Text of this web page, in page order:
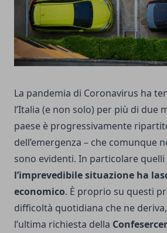
La pandemia di Coronavirus ha
l’Italia (e non solo) per più di due
paese è progressivamente
dell’emergenza – che comunque
sono evidenti. In particolare quelli
l’imprevedibile situazione ha
economico. È proprio su questi
difficoltà quotidiana che ne
l’ultima richiesta della